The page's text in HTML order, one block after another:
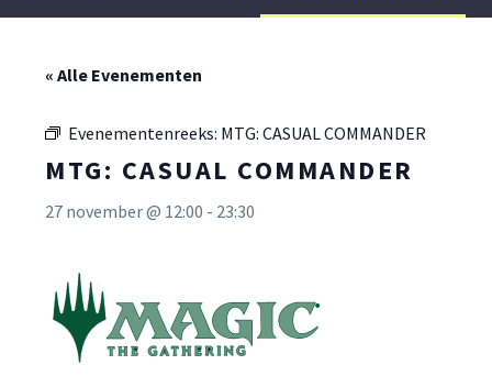
« Alle Evenementen
Evenementenreeks: MTG: CASUAL COMMANDER
MTG: CASUAL COMMANDER
27 november @ 12:00 - 23:30